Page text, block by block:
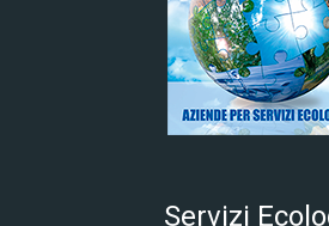
Servizi